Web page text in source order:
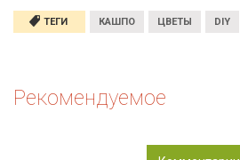
ТЕГИ КАШПО ЦВЕТЫ DIY
Рекомендуемое